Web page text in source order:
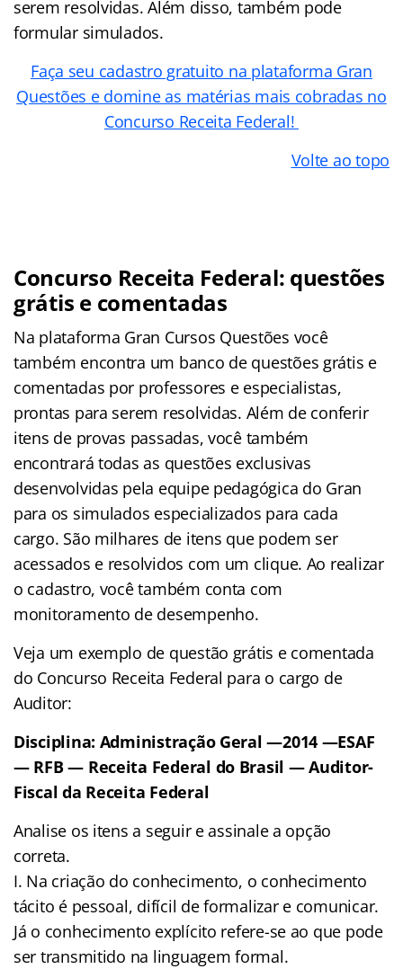
serem resolvidas. Além disso, também pode
formular simulados.
Faça seu cadastro gratuito na plataforma Gran
Questões e domine as matérias mais cobradas no
Concurso Receita Federal!
Volte ao topo
Concurso Receita Federal: questões
grátis e comentadas
Na plataforma Gran Cursos Questões você
também encontra um banco de questões grátis e
comentadas por professores e especialistas,
prontas para serem resolvidas. Além de conferir
itens de provas passadas, você também
encontrará todas as questões exclusivas
desenvolvidas pela equipe pedagógica do Gran
para os simulados especializados para cada
cargo. São milhares de itens que podem ser
acessados e resolvidos com um clique. Ao realizar
o cadastro, você também conta com
monitoramento de desempenho.
Veja um exemplo de questão grátis e comentada
do Concurso Receita Federal para o cargo de
Auditor:
Disciplina: Administração Geral —2014 —ESAF
— RFB — Receita Federal do Brasil — Auditor-
Fiscal da Receita Federal
Analise os itens a seguir e assinale a opção
correta.
I. Na criação do conhecimento, o conhecimento
tácito é pessoal, difícil de formalizar e comunicar.
Já o conhecimento explícito refere-se ao que pode
ser transmitido na linguagem formal.